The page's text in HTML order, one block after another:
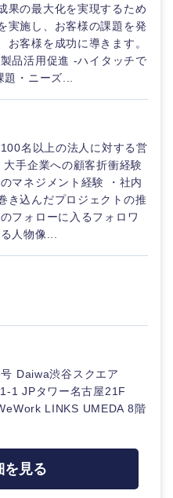
富山県
福井県
果の最大化を実現するため
実施し、お客様の課題を発
お客様を成功に導きます。
品活用促進 -ハイタッチで
・ニーズ...
名以上の法人に対する営
手企業への顧客折衝経験
マネジメント経験 ・社内
き込んだプロジェクトの推
フォローに入るフォロワ
人物像...
Daiwa渋谷スクエア
1 JPタワー名古屋21F
LINKS UMEDA 8階
を見る